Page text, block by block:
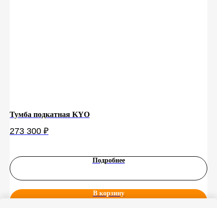
Тумба подкатная KYO
273 300 ₽
Подробнее
В корзину